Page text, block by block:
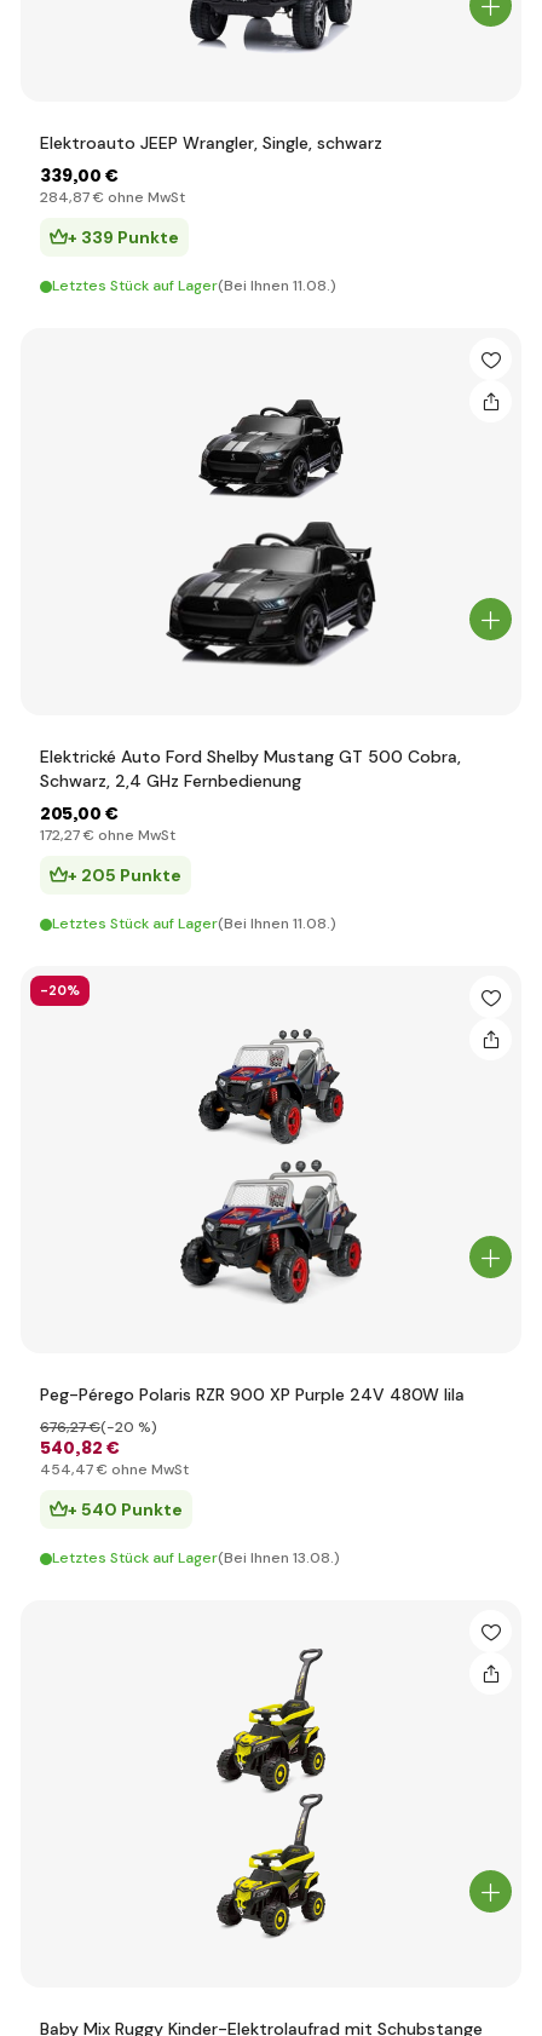
Elektroauto JEEP Wrangler, Single, schwarz
339,00 €
284,87 € ohne MwSt
+ 339 Punkte
Letztes Stück auf Lager(Bei Ihnen 11.08.)
Elektrické Auto Ford Shelby Mustang GT 500 Cobra,
Schwarz, 2,4 GHz Fernbedienung
205,00 €
172,27 € ohne MwSt
+ 205 Punkte
Letztes Stück auf Lager(Bei Ihnen 11.08.)
-20%
Peg-Pérego Polaris RZR 900 XP Purple 24V 480W lila
540,82 €
676,27 €(-20 %)
454,47 € ohne MwSt
+ 540 Punkte
Letztes Stück auf Lager(Bei Ihnen 13.08.)
Baby Mix Ruggy Kinder-Elektrolaufrad mit Schubstange